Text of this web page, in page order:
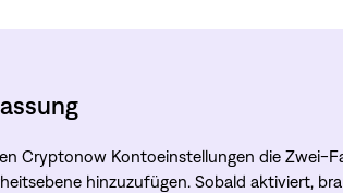
Cryptonow Kontoeinstellungen die Zwei-
hinzuzufügen. Sobald aktiviert,